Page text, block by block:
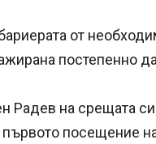
от
постепенно
Радев на срещата
посещение